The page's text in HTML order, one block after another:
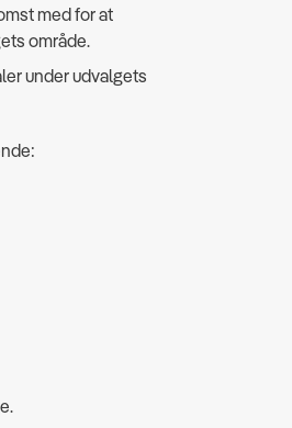
med for at
område.
under udvalgets